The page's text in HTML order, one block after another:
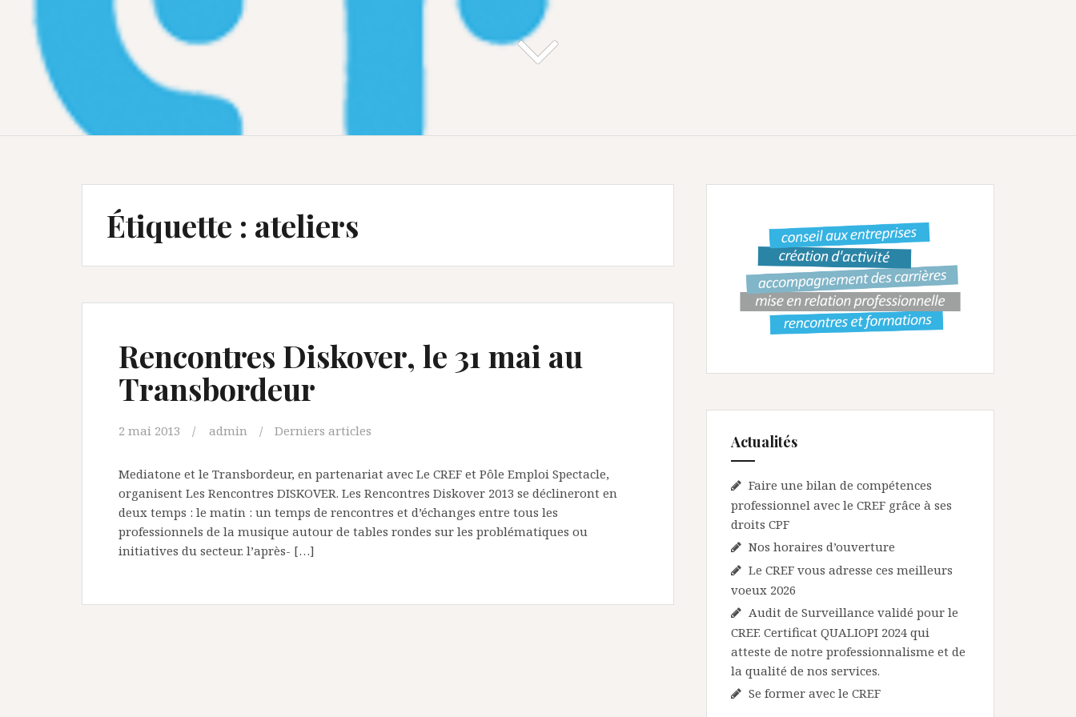
Étiquette : ateliers
Rencontres Diskover, le 31 mai au
Transbordeur
2 mai 2013 admin Derniers articles
Mediatone et le Transbordeur, en partenariat avec Le CREF et Pôle Emploi Spectacle,
organisent Les Rencontres DISKOVER. Les Rencontres Diskover 2013 se déclineront en
deux temps : le matin : un temps de rencontres et d’échanges entre tous les
professionnels de la musique autour de tables rondes sur les problématiques ou
initiatives du secteur. l’après- […]
Actualités
Faire une bilan de compétences
professionnel avec le CREF grâce à ses
droits CPF
Nos horaires d’ouverture
Le CREF vous adresse ces meilleurs
voeux 2026
Audit de Surveillance validé pour le
CREF. Certificat QUALIOPI 2024 qui
atteste de notre professionnalisme et de
la qualité de nos services.
Se former avec le CREF